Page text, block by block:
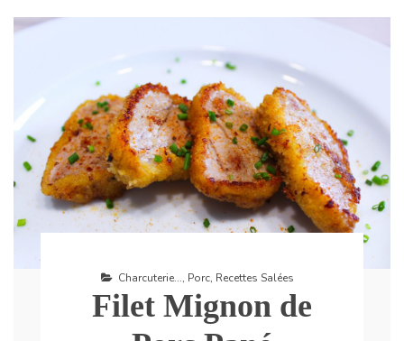
Charcuterie..., Porc, Recettes Salées
Filet Mignon de